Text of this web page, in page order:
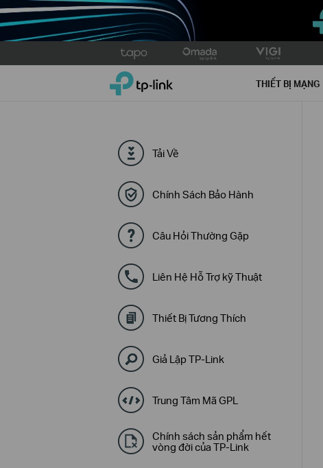
to
TP-Link, Reliably Smart THIẾT BỊ MẠNG
Tải Về
Chính Sách Bảo Hành
Câu Hỏi Thường Gặp
Liên Hệ Hỗ Trợ kỹ Thuật
Thiết Bị Tương Thích
Giả Lập TP-Link
Trung Tâm Mã GPL
Chính sách sản phẩm hết
vòng đời của TP-Link